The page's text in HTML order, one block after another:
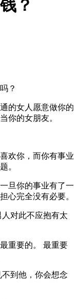
？
？
的女人愿意做你的
你的女朋友。
欢你，而你有事业
。
旦你的事业有了一
心完全没有必要。
对此不应抱有太
重要的。 最重要
到他，你会想念